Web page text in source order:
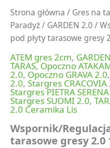
Strona główna / Gres na
Paradyż/ GARDEN 2.0 /
pod płyty tarasowe gresy
ATEM gres 2cm,
TARAS,Opoczno
2.0, Opoczno GRAVA 2.0,
2.0, Stargres CRACOVIA
Stargres PIETRA
Stargres SUOMI 2.0,
2.0 Ceramika Lis
Wspornik/
tarasowe gresy 2.0